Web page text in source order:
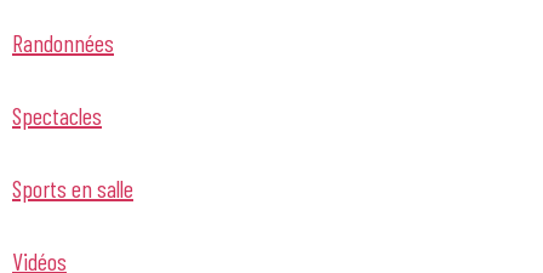
Randonnées
Spectacles
Sports en salle
Vidéos